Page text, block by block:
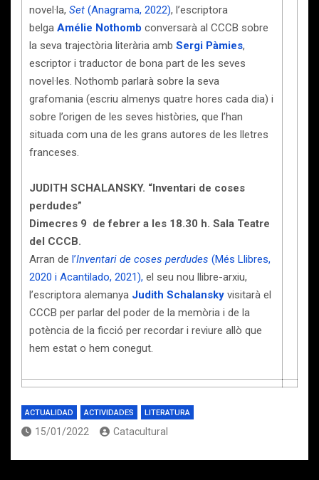
novel·la, Set (Anagrama, 2022), l’escriptora
belga Amélie Nothomb conversarà al CCCB sobre
la seva trajectòria literària amb Sergi Pàmies,
escriptor i traductor de bona part de les seves
novel·les. Nothomb parlarà sobre la seva
grafomania (escriu almenys quatre hores cada dia) i
sobre l’origen de les seves històries, que l’han
situada com una de les grans autores de les lletres
franceses.
JUDITH SCHALANSKY. “Inventari de coses
perdudes”
Dimecres 9 de febrer a les 18.30 h. Sala Teatre
del CCCB.
Arran de l’Inventari de coses perdudes (Més Llibres,
2020 i Acantilado, 2021), el seu nou llibre-arxiu,
l’escriptora alemanya Judith Schalansky visitarà el
CCCB per parlar del poder de la memòria i de la
potència de la ficció per recordar i reviure allò que
hem estat o hem conegut.
ACTUALIDAD ACTIVIDADES LITERATURA
15/01/2022 Catacultural